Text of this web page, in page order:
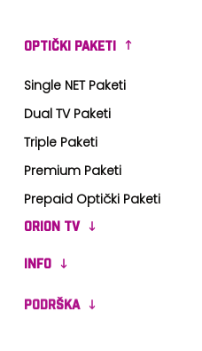
OPTIČKI PAKETI
Single NET Paketi
Dual TV Paketi
Triple Paketi
Premium Paketi
Prepaid Optički Paketi
ORION TV
INFO
PODRŠKA